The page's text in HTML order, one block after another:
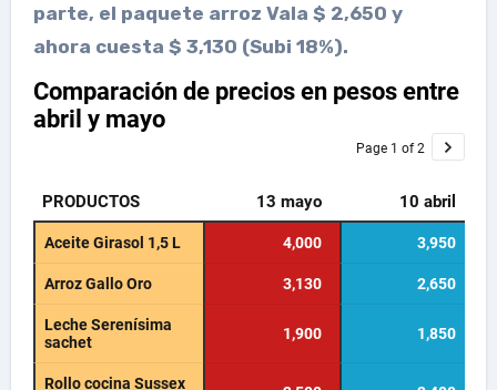
parte, el paquete arroz Vala $ 2,650 y
ahora cuesta $ 3,130 (Subi 18%).